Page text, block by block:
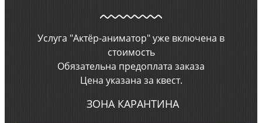
Услуга "Актёр-аниматор" уже включена в
стоимость
Обязательна предоплата заказа
Цена указана за квест.
ЗОНА КАРАНТИНА